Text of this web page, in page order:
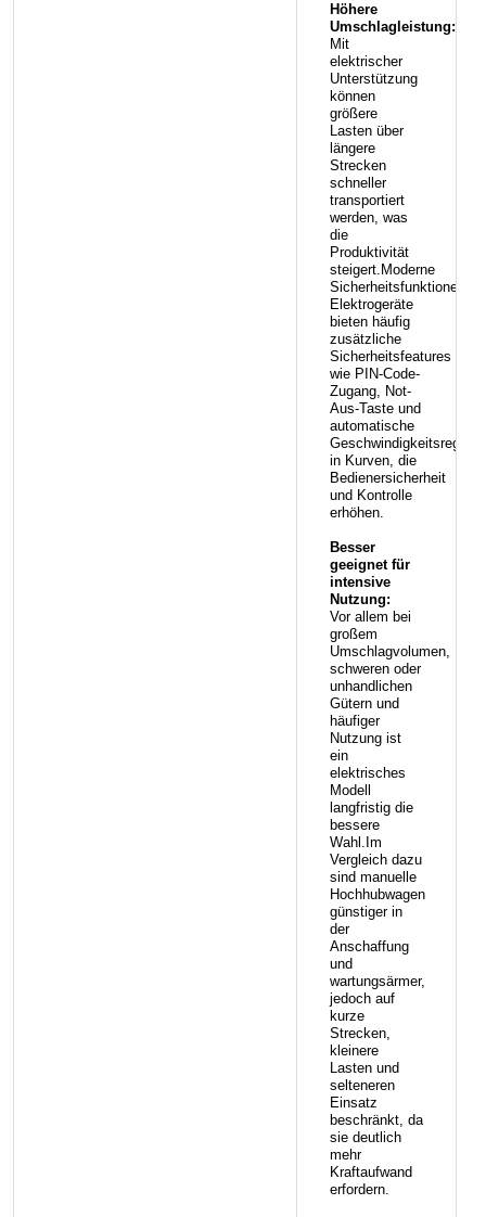
Höhere
Umschlagleistung:
Mit
elektrischer
Unterstützung
können
größere
Lasten über
längere
Strecken
schneller
transportiert
werden, was
die
Produktivität
steigert.Moderne
Sicherheitsfunktionen:
Elektrogeräte
bieten häufig
zusätzliche
Sicherheitsfeatures
wie PIN-Code-
Zugang, Not-
Aus-Taste und
automatische
in Kurven, die
Bedienersicherheit
und Kontrolle
erhöhen.
Besser
geeignet für
intensive
Nutzung:
Vor allem bei
großem
Umschlagvolumen,
schweren oder
unhandlichen
Gütern und
häufiger
Nutzung ist
ein
elektrisches
Modell
langfristig die
bessere
Wahl.Im
Vergleich dazu
sind manuelle
Hochhubwagen
günstiger in
der
Anschaffung
und
wartungsärmer,
jedoch auf
kurze
Strecken,
kleinere
Lasten und
selteneren
Einsatz
beschränkt, da
sie deutlich
mehr
Kraftaufwand
erfordern.